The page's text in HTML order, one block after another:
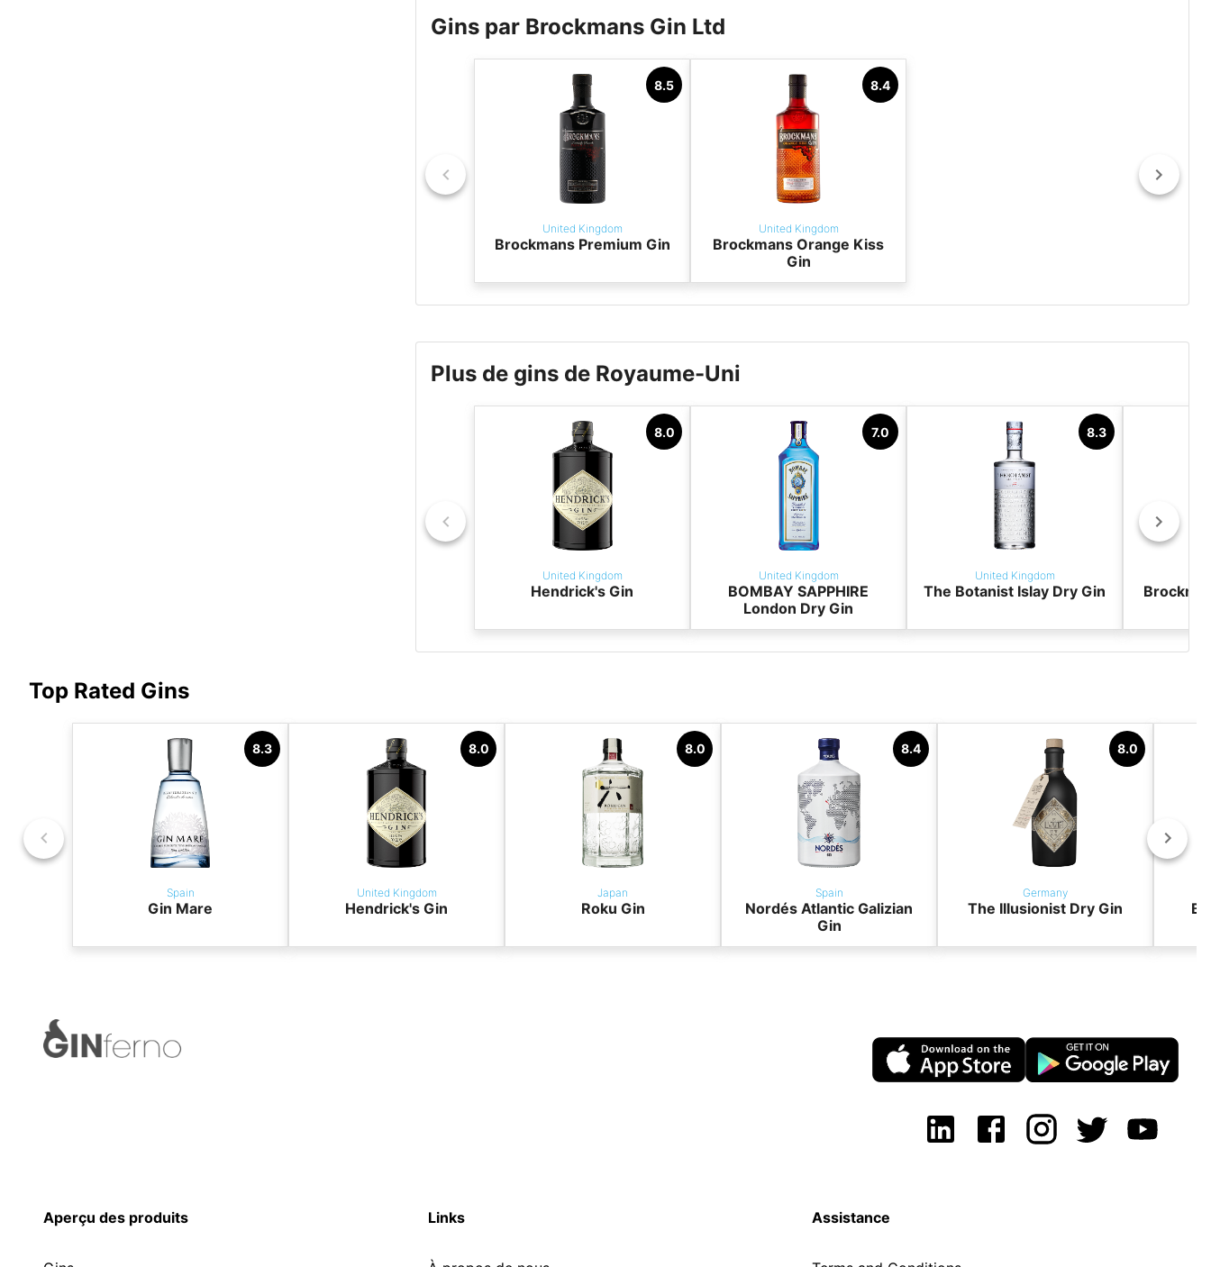
Gins par Brockmans Gin Ltd
8.5
United Kingdom
Brockmans Premium Gin
8.4
United Kingdom
Brockmans Orange Kiss
Gin
Plus de gins de Royaume-Uni
8.0
United Kingdom
Hendrick's Gin
7.0
United Kingdom
BOMBAY SAPPHIRE
London Dry Gin
8.3
United Kingdom
The Botanist Islay Dry Gin
Top Rated Gins
8.3
Spain
Gin Mare
8.0
United Kingdom
Hendrick's Gin
8.0
Japan
Roku Gin
8.4
Spain
Nordés Atlantic Galizian
Gin
8.0
Germany
The Illusionist Dry Gin
Aperçu des produits Links Assistance